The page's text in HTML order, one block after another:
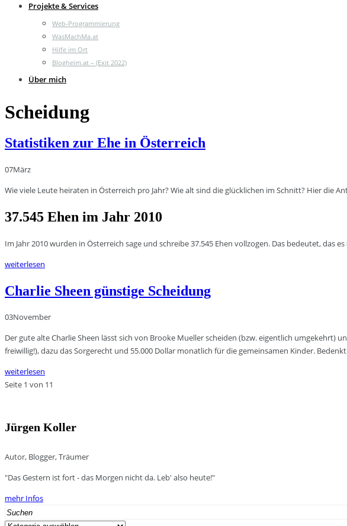
Projekte & Services
Web-Programmierung
WasMachMa.at
Hilfe im Ort
Blogheim.at – (Exit 2022)
Über mich
Scheidung
Statistiken zur Ehe in Österreich
07März
Wie viele Leute heiraten in Österreich pro Jahr? Wie alt sind die glücklichen im Schnitt? Hier die
37.545 Ehen im Jahr 2010
Im Jahr 2010 wurden in Österreich sage und schreibe 37.545 Ehen vollzogen. Das bedeutet, das
weiterlesen
Charlie Sheen günstige Scheidung
03November
Der gute alte Charlie Sheen lässt sich von Brooke Mueller scheiden (bzw. eigentlich umgekehrt)
freiwillig!), dazu das Sorgerecht und 55.000 Dollar monatlich für die gemeinsamen Kinder.
weiterlesen
Seite 1 von 11
Jürgen Koller
Autor, Blogger, Träumer
"Das Gestern ist fort - das Morgen nicht da. Leb' also heute!"
mehr Infos
Search
for: